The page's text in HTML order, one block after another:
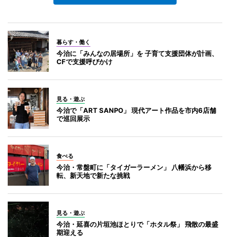
暮らす・働く
今治に「みんなの居場所」を 子育て支援団体が計画、
CFで支援呼びかけ
見る・遊ぶ
今治で「ART SANPO」 現代アート作品を市内6店舗
で巡回展示
食べる
今治・常盤町に「タイガーラーメン」 八幡浜から移
転、新天地で新たな挑戦
見る・遊ぶ
今治・延喜の片垣池ほとりで「ホタル祭」 飛散の最盛
期迎える